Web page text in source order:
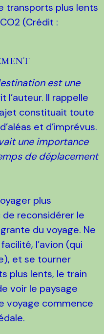
transports plus lents
(Crédit :
est une
l’auteur. Il rappelle
constituait toute
et d’imprévus.
une importance
de déplacement
plus
reconsidérer le
du voyage. Ne
l’avion (qui
et se tourner
plus lents, le train
voir le paysage
voyage commence